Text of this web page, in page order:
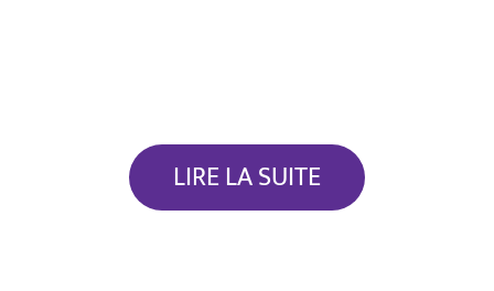
LIRE LA SUITE